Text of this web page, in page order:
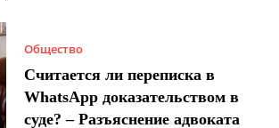
Общество
Считается ли переписка в
WhatsApp доказательством в
суде? – Разъяснение адвоката